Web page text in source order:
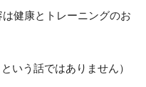
健康とトレーニングのお
いう話ではありません）